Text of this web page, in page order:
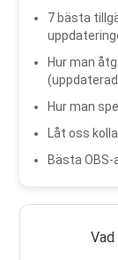
7 bästa
Hur man
Hur man
Låt oss
Bästa